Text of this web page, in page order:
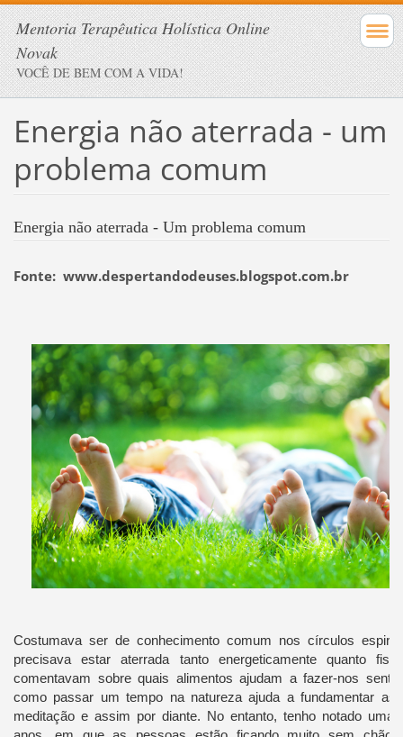
Mentoria Terapêutica Holística Online
Novak
VOCÊ DE BEM COM A VIDA!
Energia não aterrada - um
problema comum
Energia não aterrada - Um problema comum
Fonte: www.despertandodeuses.blogspot.com.br
Costumava ser de conhecimento comum nos círculos
precisava estar aterrada tanto energeticamente quanto
comentavam sobre quais alimentos ajudam a fazer-nos
como passar um tempo na natureza ajuda a fundamentar as
meditação e assim por diante. No entanto, tenho notado uma